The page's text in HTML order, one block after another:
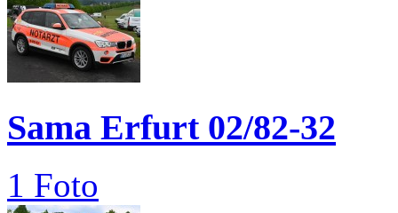
Sama Erfurt 02/82-32
1 Foto